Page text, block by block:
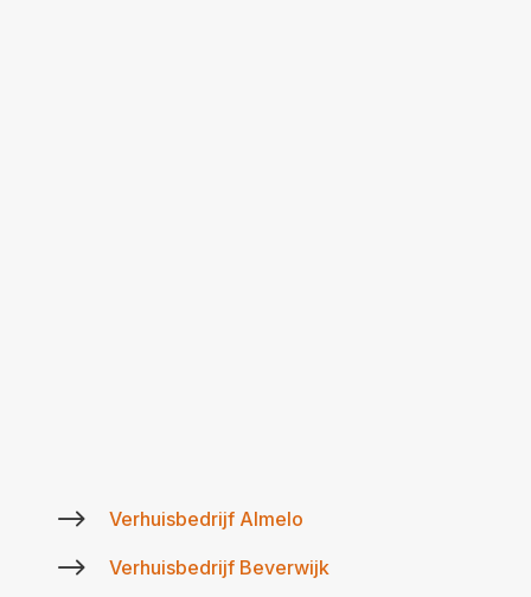
$ Verhuisbedrijf Almelo
$ Verhuisbedrijf Beverwijk